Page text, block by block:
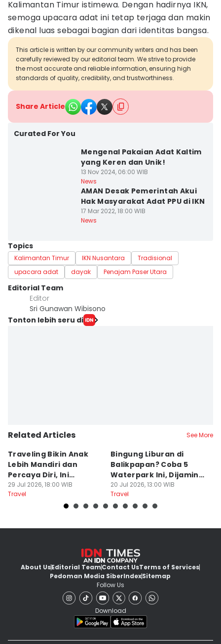
Kalimantan Timur istimewa. Dengan hadirnya IKN,
semoga upacara adat ini tetap terjaga dan makin
dikenal luas sebagai bagian dari identitas bangsa.
This article is written by our community writers and has been
carefully reviewed by our editorial team. We strive to provide
the most accurate and reliable information, ensuring high
standards of quality, credibility, and trustworthiness.
Share Article
Curated For You
Mengenal Pakaian Adat Kaltim
yang Keren dan Unik!
13 Nov 2024, 06:00 WIB
News
AMAN Desak Pemerintah Akui
Hak Masyarakat Adat PPU di IKN
17 Mar 2022, 18:00 WIB
News
Topics
Kalimantan Timur IKN Nusantara
Tradisional
upacara adat
dayak Penajam Paser Utara
Editorial Team
Editor
Sri Gunawan Wibisono
Tonton lebih seru di
Related Articles See More
Traveling Bikin Anak
Lebih Mandiri dan
Percaya Diri, Ini
Penjelasan Psikolog
29 Jul 2026, 18:00 WIB
Travel
Bingung Liburan di
Balikpapan? Coba 5
Waterpark Ini, Dijamin
Bikin Betah
20 Jul 2026, 13:00 WIB
Travel
About UsEditorial TeamContact UsTerms of Services
Pedoman Media SiberIndexSitemap
Follow Us
Download